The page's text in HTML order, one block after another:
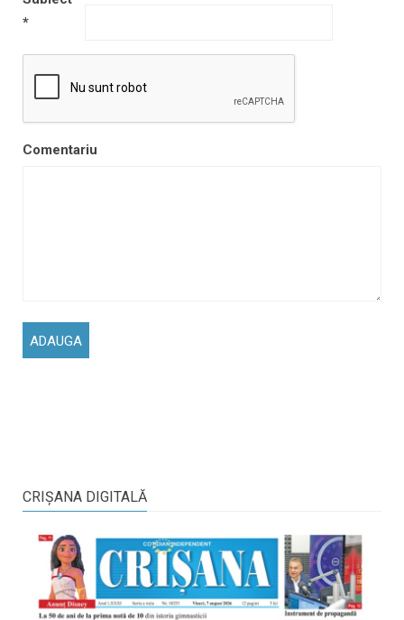
*
Comentariu
CRIŞANA DIGITALĂ